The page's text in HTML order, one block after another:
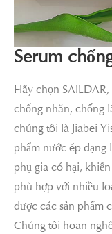
Serum
Hãy chọn
chống nhăn, chống
chúng tôi là Jiabei
phẩm nước ép
phụ gia có hại,
phù hợp với nhiều
được các sản phẩm
Chúng tôi hoan